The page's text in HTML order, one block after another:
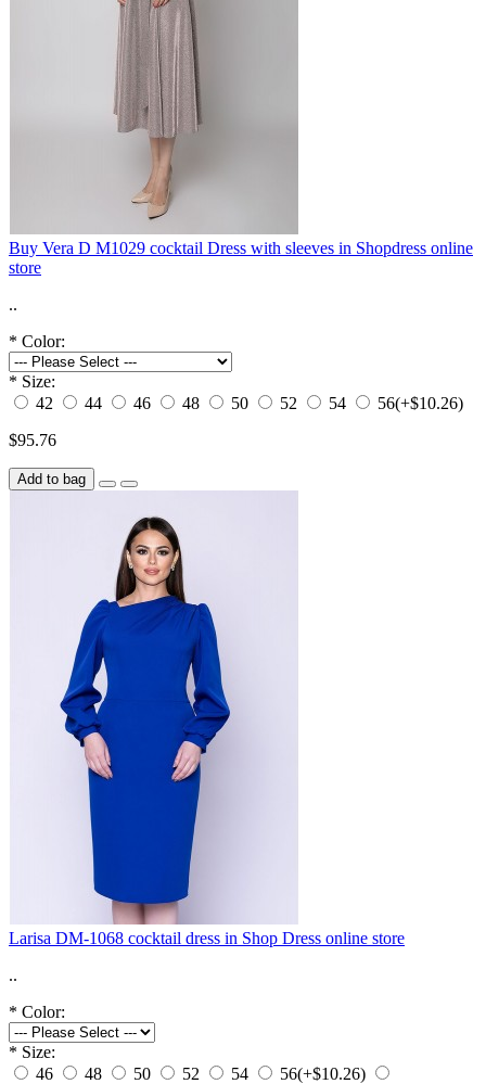
Buy Vera D M1029 cocktail Dress with sleeves in Shopdress online
store
..
* Color:
* Size:
42
44 46 48 50 52 54 56(+$10.26)
$95.76
Add to bag
Larisa DM-1068 cocktail dress in Shop Dress online store
..
* Color:
* Size:
46
48 50 52 54 56(+$10.26)